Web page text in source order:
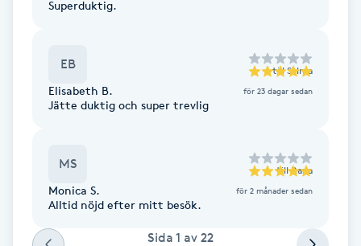
Faceliftmassage
Fettreducering
Fotmassage
Superduktig.
EB till Salma
Elisabeth B. för 23 dagar sedan
Jätte duktig och super trevlig
MS till Rana
Monica S. för 2 månader sedan
Alltid nöjd efter mitt besök.
Sida 1 av 22